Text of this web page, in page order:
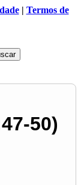
| Termos de
50)